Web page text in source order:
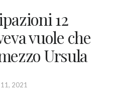
12
vuole che
Ursula
2021